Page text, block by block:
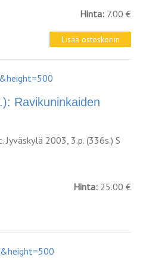
Hinta: 7.00 €
Ravikuninkaiden
2003, 3.p. (336s.) S
Hinta: 25.00 €